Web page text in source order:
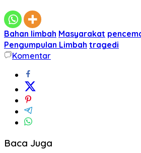
Bahan limbah Masyarakat
Pengumpulan Limbah tragedi
Komentar
Baca Juga